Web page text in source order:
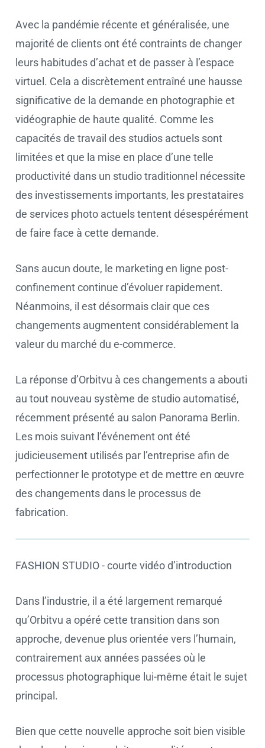
Avec la pandémie récente et généralisée, une
majorité de clients ont été contraints de changer
leurs habitudes d’achat et de passer à l’espace
virtuel. Cela a discrètement entraîné une hausse
significative de la demande en photographie et
vidéographie de haute qualité. Comme les
capacités de travail des studios actuels sont
limitées et que la mise en place d’une telle
productivité dans un studio traditionnel nécessite
des investissements importants, les prestataires
de services photo actuels tentent désespérément
de faire face à cette demande.
Sans aucun doute, le marketing en ligne post-
confinement continue d’évoluer rapidement.
Néanmoins, il est désormais clair que ces
changements augmentent considérablement la
valeur du marché du e-commerce.
La réponse d’Orbitvu à ces changements a abouti
au tout nouveau système de studio automatisé,
récemment présenté au salon Panorama Berlin.
Les mois suivant l’événement ont été
judicieusement utilisés par l’entreprise afin de
perfectionner le prototype et de mettre en œuvre
des changements dans le processus de
fabrication.
Cookie settings
FASHION STUDIO - courte vidéo d’introduction
Dans l’industrie, il a été largement remarqué
qu’Orbitvu a opéré cette transition dans son
approche, devenue plus orientée vers l’humain,
contrairement aux années passées où le
processus photographique lui-même était le sujet
principal.
Bien que cette nouvelle approche soit bien visible